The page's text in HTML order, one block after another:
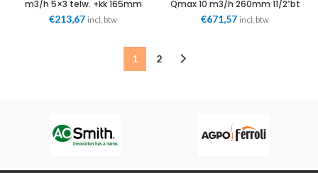
m3/h 5×3 telw. +kk 165mm
3/4″bt Itron
€213,67 incl. btw
Qmax 10 m3/h 260mm 11/2″bt
Itron
€671,57 incl. btw
1 2